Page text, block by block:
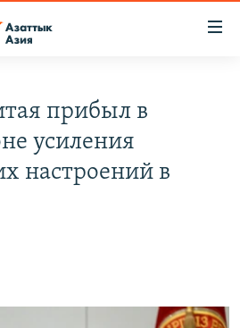
прибыл в
усиления
настроений в